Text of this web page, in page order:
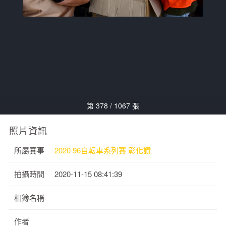
第 378 / 1067 張
照片資訊
所屬賽事 2020 96自転車系列賽 彰化讚
拍攝時間 2020-11-15 08:41:39
相簿名稱
作者